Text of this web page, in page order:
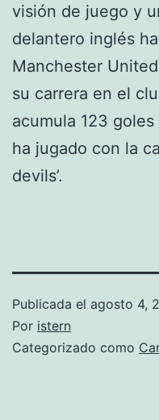
visión de juego y
delantero inglés
Manchester
su carrera en el
acumula 123
ha jugado con la
devils’.
Publicada el agosto 4,
Por istern
Categorizado como